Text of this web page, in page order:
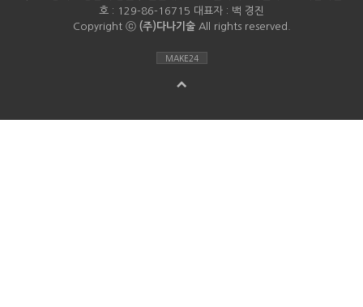
호 : 129-86-16715 대표자 : 백 경진
Copyright ⓒ (주)다나기술All rights reserved.
MAKE24